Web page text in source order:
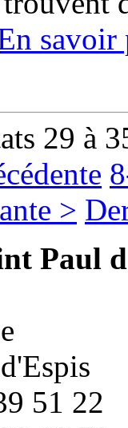
savoir
29 à
>
Paul
51 22